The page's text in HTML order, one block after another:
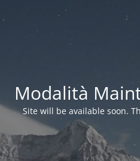
Modalità
Site will be available soon.